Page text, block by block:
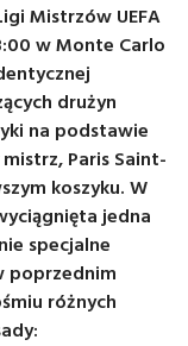
Mistrzów UEFA
w Monte Carlo
drużyn
na podstawie
Paris Saint-
koszyku. W
jedna
specjalne
poprzednim
różnych